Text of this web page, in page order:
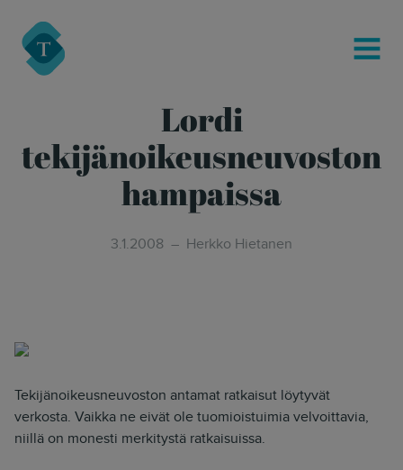
Turre Legal
MENU
Lordi
tekijänoikeusneuvoston
hampaissa
3.1.2008 Herkko Hietanen
Tekijänoikeusneuvoston antamat ratkaisut löytyvät
verkosta. Vaikka ne eivät ole tuomioistuimia velvoittavia,
niillä on monesti merkitystä ratkaisuissa.